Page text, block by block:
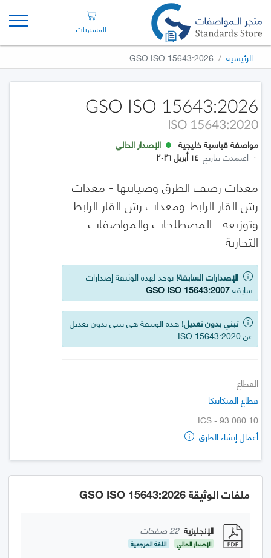
المشتريات
الرئيسية GSO ISO 15643:2026
GSO ISO 15643:2026
ISO 15643:2020
مواصفة قياسية خليجية
الإصدار الحالي
· اعتمدت بتاريخ ١٤ أبريل ٢٠٢٦
معدات رصف الطرق وصيانتها - معدات
رش القار الرابط ومعدات رش القار الرابط
وتوزيعه - المصطلحات والمواصفات
التجارية
الإصدارات السابقة! يوجد لهذه الوثيقة إصدارات
سابقةGSO ISO 15643:2007
تبني بدون تعديل! هذه الوثيقة هي تبني بدون تعديل
عن ISO 15643:2020
القطاع
قطاع الميكانيكا
ICS - 93.080.10
أعمال إنشاء الطرق
ملفات الوثيقة GSO ISO 15643:2026
الإنجليزية 22 صفحات
الإصدار الحالي اللغة المرجعية